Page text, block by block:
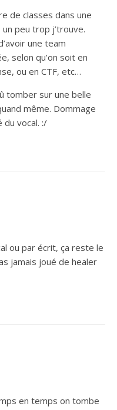
de classes dans une
peu trop j’trouve.
une team
selon qu’on soit en
ou en CTF, etc…
tomber sur une belle
même. Dommage
du vocal. :/
ou par écrit, ça reste le
jamais joué de healer
en temps on tombe